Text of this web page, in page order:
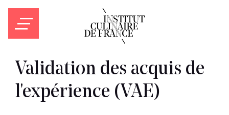
Validation des acquis de
l'expérience (VAE)